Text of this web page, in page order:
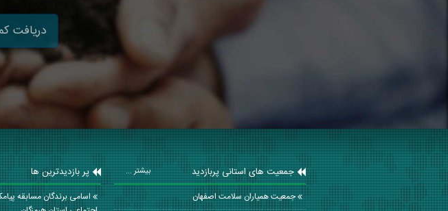
دریافت
جمعیت های استانی پربازدید بیشتر ...
جمعیت همیاران سلامت اصفهان
پر بازدیدترین ها
اسامی برندگان مسابقه